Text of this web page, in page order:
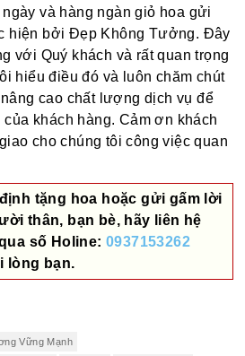
và hàng ngàn giỏ hoa gửi
hiện bởi Đẹp Không Tưởng. Đây
với Quý khách và rất quan trọng
hiểu điều đó và luôn chăm chút
cao chất lượng dịch vụ để
khách hàng. Cảm ơn khách
cho chúng tôi công việc quan
tặng hoa hoặc gửi gấm lời
thân, bạn bè, hãy liên hệ
số Holine:0937153262
lòng bạn.
Vững Mạnh